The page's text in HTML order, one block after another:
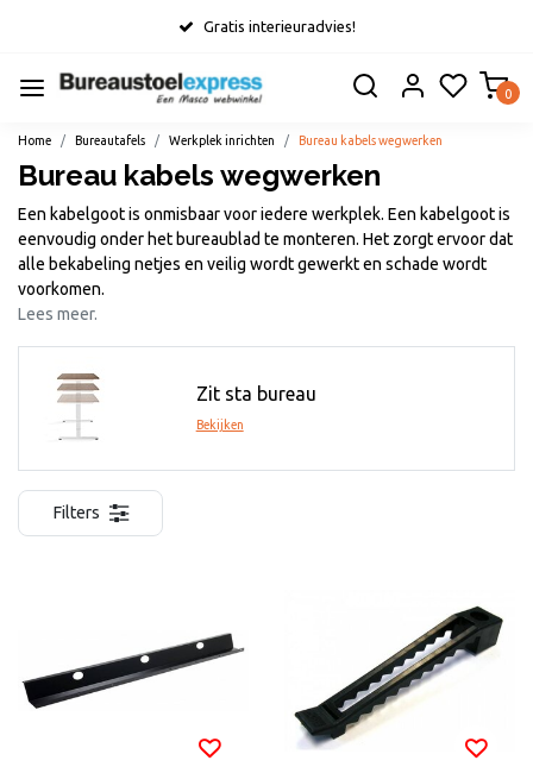
Gratis interieuradvies!
0
Home Bureautafels Werkplek inrichten Bureau kabels wegwerken
Bureau kabels wegwerken
Een kabelgoot is onmisbaar voor iedere werkplek. Een kabelgoot is
eenvoudig onder het bureaublad te monteren. Het zorgt ervoor dat
alle bekabeling netjes en veilig wordt gewerkt en schade wordt
voorkomen.
Lees meer.
Zit sta bureau
Bekijken
Filters